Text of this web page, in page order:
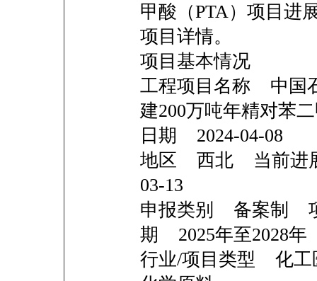
甲酸（PTA）项目进
项目详情。
项目基本情况
工程项目名称 中国
建200万吨年精对苯
日期 2024-04-08
地区 西北 当前
03-13
申报类别 备案制
期 2025年至2028年
行业/项目类型 化工